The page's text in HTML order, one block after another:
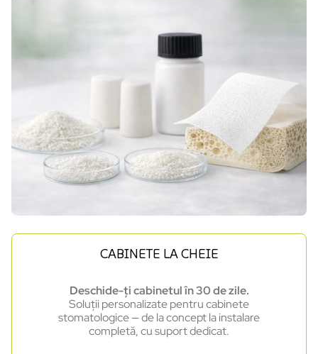
CABINETE LA CHEIE
Deschide-ți cabinetul în 30 de zile.
Soluții personalizate pentru cabinete
stomatologice — de la concept la instalare
completă, cu suport dedicat.